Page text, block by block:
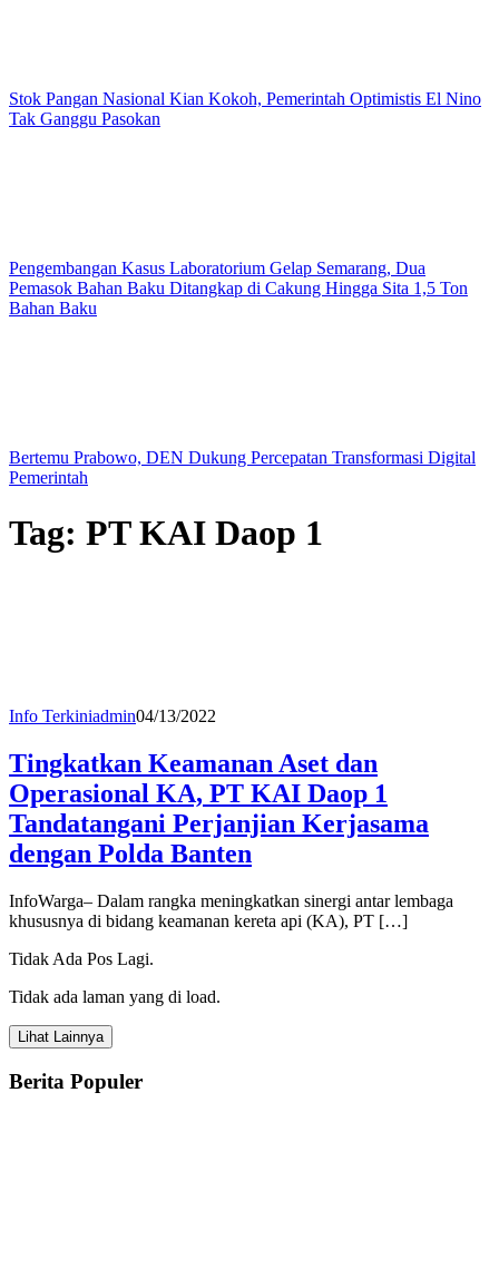
Stok Pangan Nasional Kian Kokoh, Pemerintah Optimistis El Nino
Tak Ganggu Pasokan
Pengembangan Kasus Laboratorium Gelap Semarang, Dua
Pemasok Bahan Baku Ditangkap di Cakung Hingga Sita 1,5 Ton
Bahan Baku
Bertemu Prabowo, DEN Dukung Percepatan Transformasi Digital
Pemerintah
Tag: PT KAI Daop 1
Info Terkiniadmin04/13/2022
Tingkatkan Keamanan Aset dan
Operasional KA, PT KAI Daop 1
Tandatangani Perjanjian Kerjasama
dengan Polda Banten
InfoWarga– Dalam rangka meningkatkan sinergi antar lembaga
khususnya di bidang keamanan kereta api (KA), PT […]
Tidak Ada Pos Lagi.
Tidak ada laman yang di load.
Lihat Lainnya
Berita Populer